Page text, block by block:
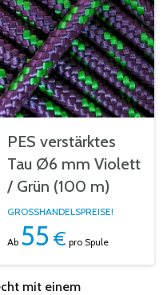
mit einem
PES verstärktes
Tau Ø6 mm Violett
/ Grün (100 m)
GROSSHANDELSPREISE!
Ab 55 € pro Spule